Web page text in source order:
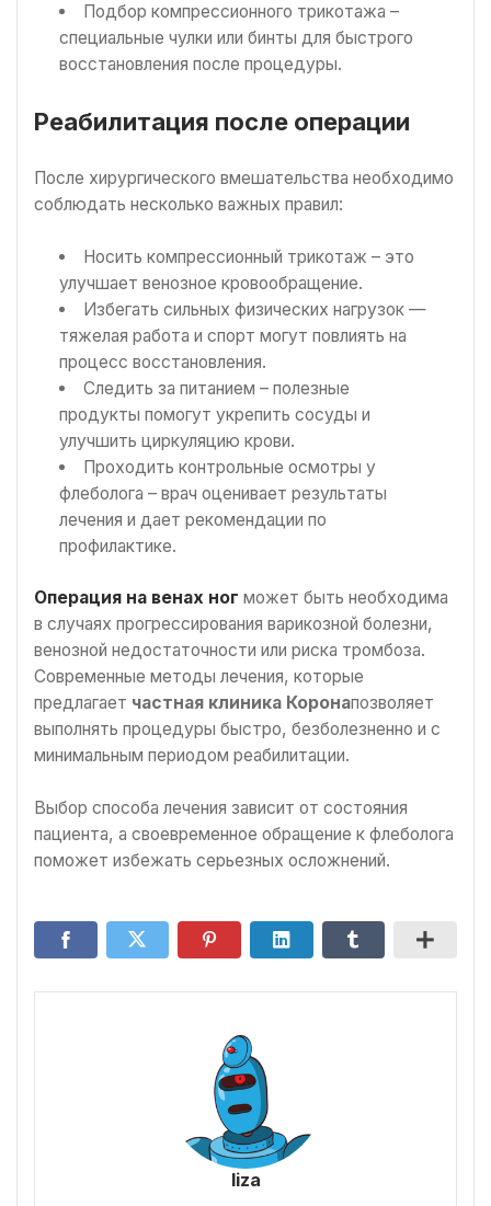
Подбор компрессионного трикотажа –
специальные чулки или бинты для быстрого
восстановления после процедуры.
Реабилитация после операции
После хирургического вмешательства необходимо
соблюдать несколько важных правил:
Носить компрессионный трикотаж – это
улучшает венозное кровообращение.
Избегать сильных физических нагрузок —
тяжелая работа и спорт могут повлиять на
процесс восстановления.
Следить за питанием – полезные
продукты помогут укрепить сосуды и
улучшить циркуляцию крови.
Проходить контрольные осмотры у
флеболога – врач оценивает результаты
лечения и дает рекомендации по
профилактике.
Операция на венах ног может быть необходима
в случаях прогрессирования варикозной болезни,
венозной недостаточности или риска тромбоза.
Современные методы лечения, которые
предлагает частная клиника Коронапозволяет
выполнять процедуры быстро, безболезненно и с
минимальным периодом реабилитации.
Выбор способа лечения зависит от состояния
пациента, а своевременное обращение к флеболога
поможет избежать серьезных осложнений.
liza